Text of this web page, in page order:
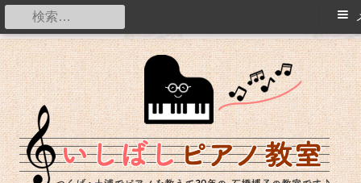
コ
ン
テ
ン
ツ
へ
つくば・土浦でピアノを教えて20年の石橋博子の教室です。
メ
イ
ン
メ
ニ
ュ
ー
索: